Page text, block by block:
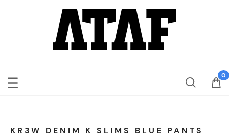
KR3W DENIM K SLIMS BLUE PANTS